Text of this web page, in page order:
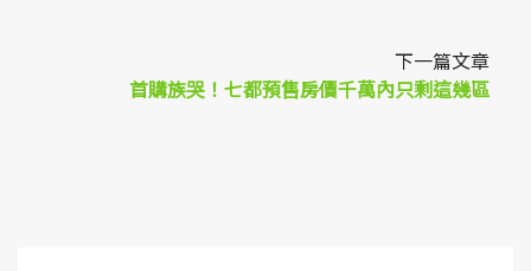
下一篇文章
首購族哭！七都預售房價千萬內只剩這幾區